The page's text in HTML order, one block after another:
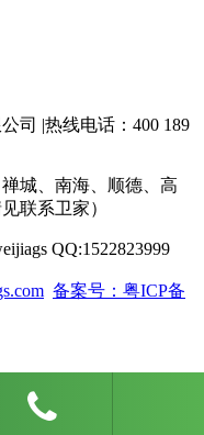
司 |热线电话：400 189
城、南海、顺德、高
联系卫家）
QQ:1522823999
备案号：粤ICP备